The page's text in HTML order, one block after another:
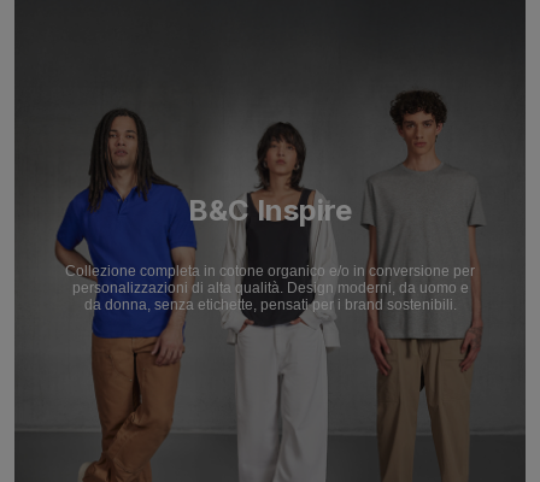
B&C Inspire
Collezione completa in cotone organico e/o in conversione per
personalizzazioni di alta qualità. Design moderni, da uomo e
da donna, senza etichette, pensati per i brand sostenibili.